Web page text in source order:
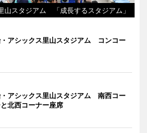
山スタジアム 「成長するスタジアム」
アシックス里山スタジアム コンコー
アシックス里山スタジアム 南西コー
北西コーナー座席